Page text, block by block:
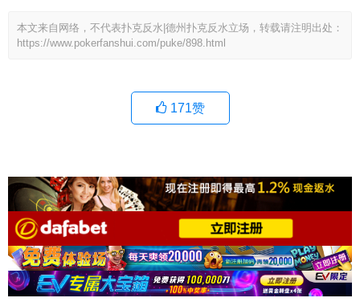
本文来自网络，不代表扑克反水|德州扑克反水立场，转载请注明出处：
https://www.pokerfanshui.com/puke/898.html
171赞